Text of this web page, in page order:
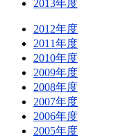
2013年度
2012年度
2011年度
2010年度
2009年度
2008年度
2007年度
2006年度
2005年度